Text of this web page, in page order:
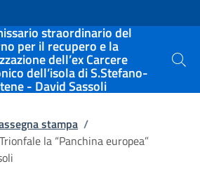
straordinario del
per il recupero e la
dell’ex Carcere
dell’isola di S.Stefano-
- David Sassoli
Cerca
stampa /
la “Panchina europea”